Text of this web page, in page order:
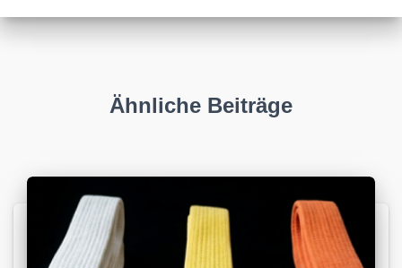
Ähnliche Beiträge